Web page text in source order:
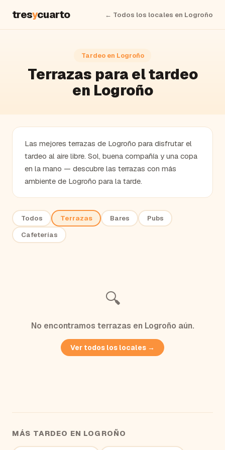
tresycuarto ← Todos los locales en Logroño
Tardeo en Logroño
Terrazas para el tardeo
en Logroño
Las mejores terrazas de Logroño para disfrutar el
tardeo al aire libre. Sol, buena compañía y una copa
en la mano — descubre las terrazas con más
ambiente de Logroño para la tarde.
Todos Terrazas Bares
Pubs
Cafeterías
🔍
No encontramos terrazas en Logroño aún.
Ver todos los locales →
MÁS TARDEO EN LOGROÑO